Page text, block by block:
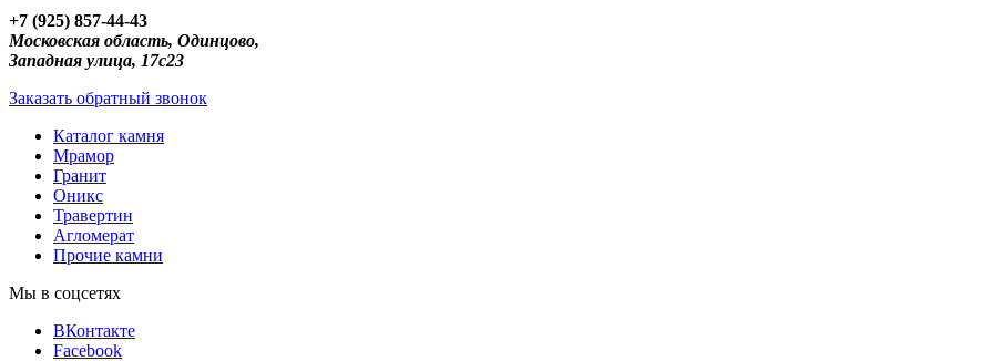
+7 (925) 857-44-43
Московская область, Одинцово,
Западная улица, 17с23
Заказать обратный звонок
Каталог камня
Мрамор
Гранит
Оникс
Травертин
Агломерат
Прочие камни
Мы в соцсетях
ВКонтакте
Facebook